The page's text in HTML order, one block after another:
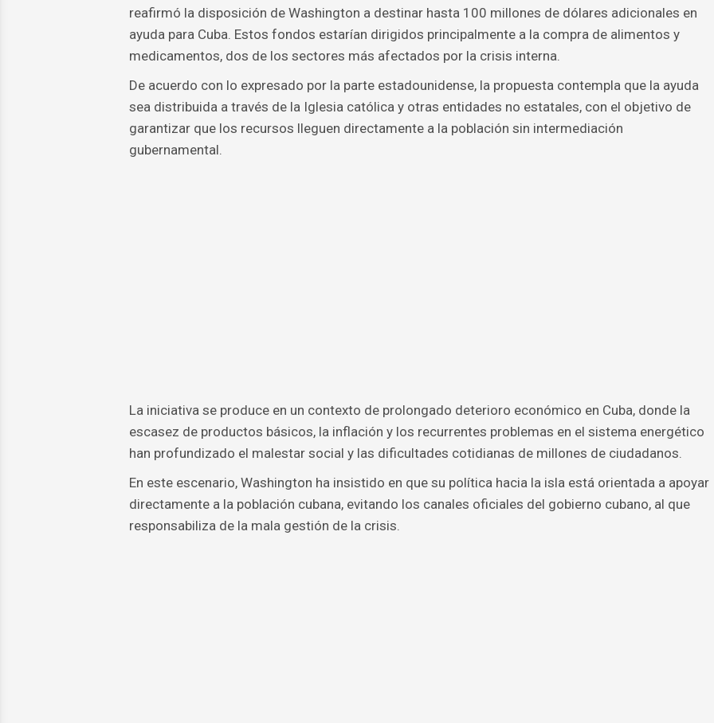
reafirmó la disposición de Washington a destinar hasta 100 millones de dólares adicionales en
ayuda para Cuba. Estos fondos estarían dirigidos principalmente a la compra de alimentos y
medicamentos, dos de los sectores más afectados por la crisis interna.
De acuerdo con lo expresado por la parte estadounidense, la propuesta contempla que la ayuda
sea distribuida a través de la Iglesia católica y otras entidades no estatales, con el objetivo de
garantizar que los recursos lleguen directamente a la población sin intermediación
gubernamental.
La iniciativa se produce en un contexto de prolongado deterioro económico en Cuba, donde la
escasez de productos básicos, la inflación y los recurrentes problemas en el sistema energético
han profundizado el malestar social y las dificultades cotidianas de millones de ciudadanos.
En este escenario, Washington ha insistido en que su política hacia la isla está orientada a apoyar
directamente a la población cubana, evitando los canales oficiales del gobierno cubano, al que
responsabiliza de la mala gestión de la crisis.